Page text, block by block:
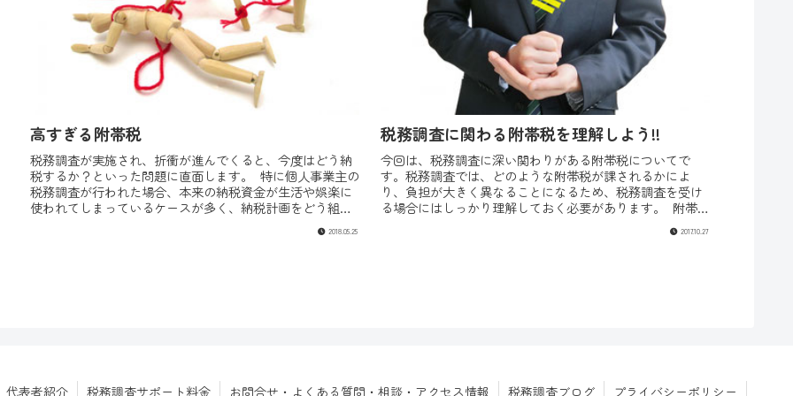
高すぎる附帯税
税務調査が実施され、折衝が進んでくると、今度はどう納
税するか？といった問題に直面します。 特に個人事業主の
税務調査が行われた場合、本来の納税資金が生活や娯楽に
使われてしまっているケースが多く、納税計画をどう組み
2018.05.25
税務調査に関わる附帯税を理解しよう!!
今回は、税務調査に深い関わりがある附帯税についてで
す。税務調査では、どのような附帯税が課されるかによ
り、負担が大きく異なることになるため、税務調査を受け
る場合にはしっかり理解しておく必要があります。 附帯税
2017.10.27
代表者紹介 税務調査サポート料金 お問合せ・よくある質問・相談・アクセス情報 税務調査ブログ プライバシーポリシー